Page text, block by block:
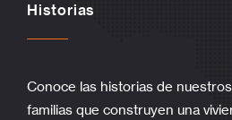
Historias
Conoce las historias de
familias que construyen una